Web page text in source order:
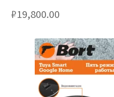
₽19,800.00